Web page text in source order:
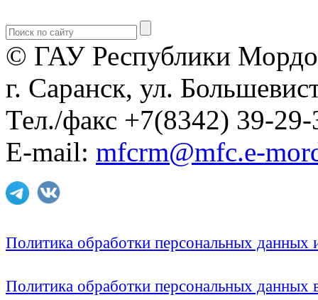
© ГАУ Республики
г. Саранск, ул.
Тел./факс +7(8342) 39-29-
E-mail: mfcrm@mfc.e-
Политика обработки персональных
Политика обработки персональных